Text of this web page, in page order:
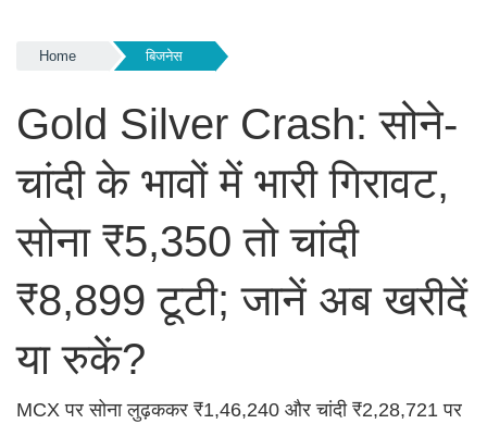
Home बिजनेस
Gold Silver Crash: सोने-
चांदी के भावों में भारी गिरावट,
सोना ₹5,350 तो चांदी
₹8,899 टूटी; जानें अब खरीदें
या रुकें?
MCX पर सोना लुढ़ककर ₹1,46,240 और चांदी ₹2,28,721 पर